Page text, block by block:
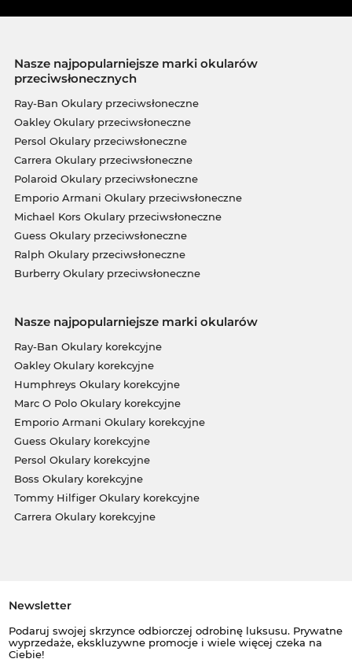
Nasze najpopularniejsze marki okularów
przeciwsłonecznych
Ray-Ban Okulary przeciwsłoneczne
Oakley Okulary przeciwsłoneczne
Persol Okulary przeciwsłoneczne
Carrera Okulary przeciwsłoneczne
Polaroid Okulary przeciwsłoneczne
Emporio Armani Okulary przeciwsłoneczne
Michael Kors Okulary przeciwsłoneczne
Guess Okulary przeciwsłoneczne
Ralph Okulary przeciwsłoneczne
Burberry Okulary przeciwsłoneczne
Nasze najpopularniejsze marki okularów
Ray-Ban Okulary korekcyjne
Oakley Okulary korekcyjne
Humphreys Okulary korekcyjne
Marc O Polo Okulary korekcyjne
Emporio Armani Okulary korekcyjne
Guess Okulary korekcyjne
Persol Okulary korekcyjne
Boss Okulary korekcyjne
Tommy Hilfiger Okulary korekcyjne
Carrera Okulary korekcyjne
Newsletter
Podaruj swojej skrzynce odbiorczej odrobinę luksusu. Prywatne
wyprzedaże, ekskluzywne promocje i wiele więcej czeka na
Ciebie!